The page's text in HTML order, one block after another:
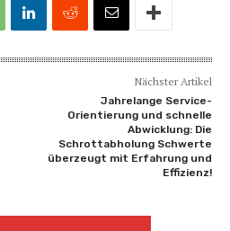
Nächster Artikel
Jahrelange Service-
Orientierung und schnelle
Abwicklung: Die
Schrottabholung Schwerte
überzeugt mit Erfahrung und
Effizienz!